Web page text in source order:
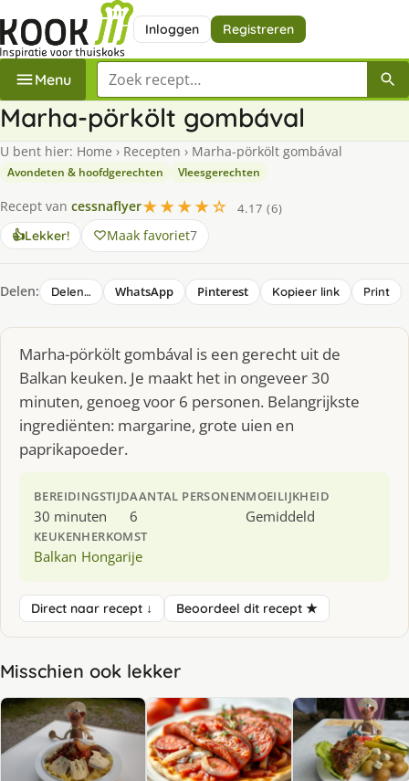
Inloggen Registreren
Menu Zoek een recept
Marha-pörkölt gombával
U bent hier: Home › Recepten › Marha-pörkölt gombával
Avondeten & hoofdgerechten Vleesgerechten
Recept van cessnaflyer★★★★☆
4.17 (6)
👍Lekker! Maak favoriet7
Delen: Delen… WhatsApp Pinterest Kopieer link Print
Marha-pörkölt gombával is een gerecht uit de
Balkan keuken. Je maakt het in ongeveer 30
minuten, genoeg voor 6 personen. Belangrijkste
ingrediënten: margarine, grote uien en
paprikapoeder.
BEREIDINGSTIJD
30 minuten
AANTAL PERSONEN
6
MOEILIJKHEID
Gemiddeld
KEUKEN
Balkan
HERKOMST
Hongarije
Direct naar recept ↓ Beoordeel dit recept ★
Misschien ook lekker